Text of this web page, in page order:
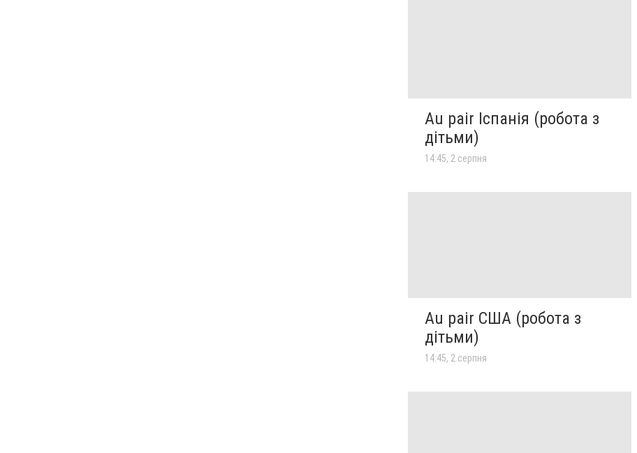
Au pair Іспанія (робота з
дітьми)
14:45, 2 серпня
Au pair США (робота з
дітьми)
14:45, 2 серпня